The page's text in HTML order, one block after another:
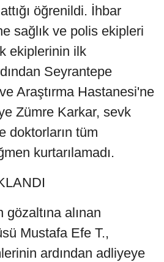
öğrenildi. İhbar
sağlık ve polis ekipleri
ekiplerinin ilk
Seyrantepe
Araştırma Hastanesi'ne
Zümre Karkar, sevk
doktorların tüm
kurtarılamadı.
gözaltına alınan
Mustafa Efe T.,
ardından adliyeye